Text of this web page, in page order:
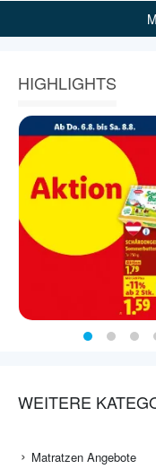
HIGHLIGHTS
WEITERE
Matratzen Angebote